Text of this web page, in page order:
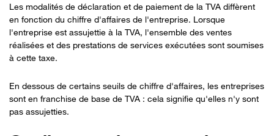
Les modalités de déclaration et de paiement de la TVA diffèrent
en fonction du chiffre d'affaires de l'entreprise. Lorsque
l'entreprise est assujettie à la TVA, l'ensemble des ventes
réalisées et des prestations de services exécutées sont soumises
à cette taxe.
En dessous de certains seuils de chiffre d'affaires, les entreprises
sont en franchise de base de TVA : cela signifie qu'elles n'y sont
pas assujetties.